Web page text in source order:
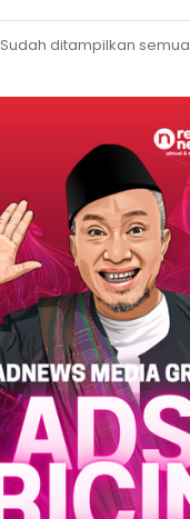
Sudah ditampilkan semua